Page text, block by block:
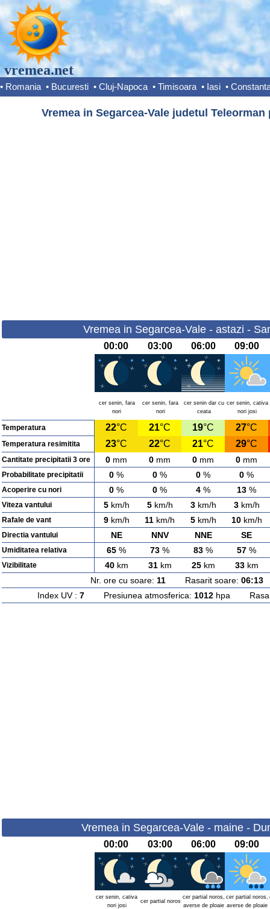
vremea.net
• Romania • Bucuresti • Cluj-Napoca • Timisoara • Iasi •
Vremea in Segarcea-Vale judetul
Vremea in Segarcea-Vale - astazi -
00:00 03:00 06:00 09:00
cer senin, fara
nori
cer senin, fara
nori
cer senin dar cu
ceata
cer senin, cativa
nori josi
Temperatura 22°C 21°C 19°C 27°C
Temperatura resimitita 23°C 22°C 21°C 29°C
Cantitate precipitatii 3 ore 0 mm 0 mm 0 mm 0 mm
Probabilitate precipitatii 0 % 0 % 0 % 0 %
Acoperire cu nori 0 % 0 % 4 % 13 %
Viteza vantului 5km/h 5km/h 3km/h 3km/h
Rafale de vant 9km/h 11 km/h 5km/h 10km/h
Directia vantului NE NNV NNE SE
Umiditatea relativa 65 % 73 % 83 % 57 %
Vizibilitate 40km 31km 25km 33km
Nr. ore cu soare: 11 Rasarit soare: 06:13
Index UV : 7Presiunea atmosferica: 1012hpa
Vremea in Segarcea-Vale - maine -
00:00 03:00 06:00 09:00
cer senin, cativa
nori josi
cer partial noros
cer partial noros,
averse de ploaie
cer partial noros,
averse de ploaie